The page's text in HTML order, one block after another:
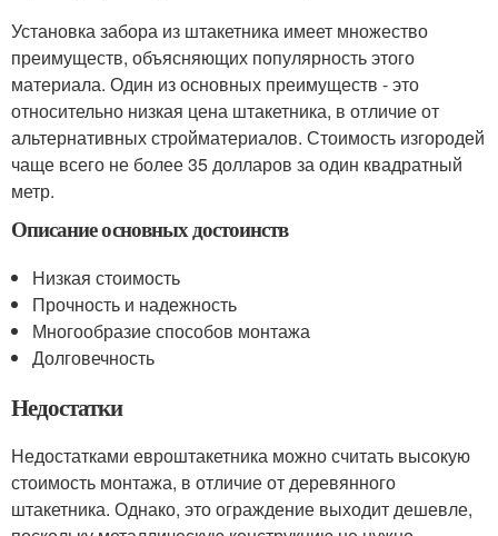
Установка забора из штакетника имеет множество
преимуществ, объясняющих популярность этого
материала. Один из основных преимуществ - это
относительно низкая цена штакетника, в отличие от
альтернативных стройматериалов. Стоимость изгородей
чаще всего не более 35 долларов за один квадратный
метр.
Описание основных достоинств
Низкая стоимость
Прочность и надежность
Многообразие способов монтажа
Долговечность
Недостатки
Недостатками евроштакетника можно считать высокую
стоимость монтажа, в отличие от деревянного
штакетника. Однако, это ограждение выходит дешевле,